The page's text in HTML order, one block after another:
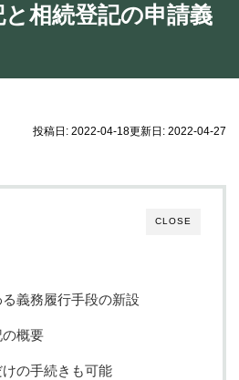
相続登記の申請義
投稿日: 2022-04-18更新日: 2022-04-27
CLOSE
義務履行手段の新設
概要
の手続きも可能